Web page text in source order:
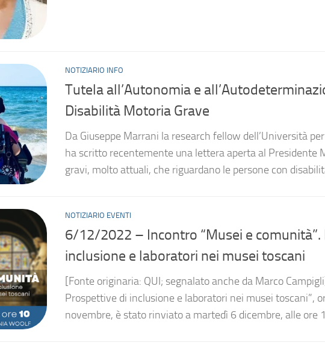
NOTIZIARIO INFO
Tutela all’Autonomia e
Disabilità Motoria Grave
Da Giuseppe Marrani la research fellow dell’Università
ha scritto recentemente una lettera aperta al Presidente
gravi, molto attuali, che riguardano le persone con
NOTIZIARIO EVENTI
6/12/2022 – Incontro “Musei e
inclusione e laboratori nei musei toscani
[Fonte originaria: QUI; segnalato anche da Marco
Prospettive di inclusione e laboratori nei musei toscani”,
novembre, è stato rinviato a martedì 6 dicembre, alle ore